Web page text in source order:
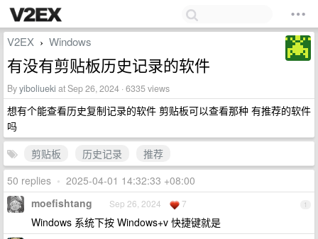
V2EX › Windows
有没有剪贴板历史记录的软件
Byyiboliueki at Sep 26, 2024 · 6335 views
想有个能查看历史复制记录的软件 剪贴板可以查看那种 有推荐的软件
吗
剪贴板
历史记录
推荐
50 replies • 2025-04-01 14:32:33 +08:00
1
moefishtang Sep 26, 2024 7
Windows 系统下按 Windows+v 快捷键就是